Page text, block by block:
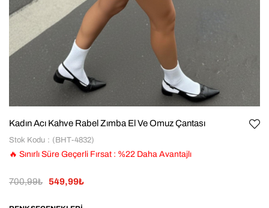
Kadın Acı Kahve Rabel Zımba El Ve Omuz Çantası
Stok Kodu (BHT-4832)
🔥 Sınırlı Süre Geçerli Fırsat : %22 Daha Avantajlı
700,99₺ 549,99₺